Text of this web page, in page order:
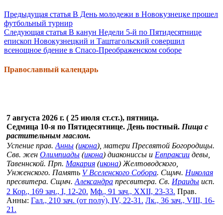
Продолжить
чтение
Предыдущая статья В День молодежи в Новокузнецке прошел
футбольный турнир
Следующая статья В канун Недели 5-й по Пятидесятнице
епископ Новокузнецкий и Таштагольский совершил
всенощное бдение в Спасо-Преображенском соборе
Православный календарь
7 августа 2026 г. ( 25 июля ст.ст.), пятница.
Седмица 10-я по Пятидесятнице. День постный. Пища с
растительным маслом.
Успение прав.Анны (икона), матери Пресвятой Богородицы.
Свв. жен Олимпиады (икона) диакониссы и Евпраксии девы,
Тавеннской. Прп. Макария (икона) Желтоводского,
Унженского. Память V Вселенского Собора. Сщмч. Николая
пресвитера. Сщмч.Александра пресвитера. Св. Ираиды исп.
2 Кор., 169 зач., I, 12-20. Мф., 91 зач., XXII, 23-33. Прав.
Анны: Гал., 210 зач. (от полу́), IV, 22-31. Лк., 36 зач., VIII, 16-
21.